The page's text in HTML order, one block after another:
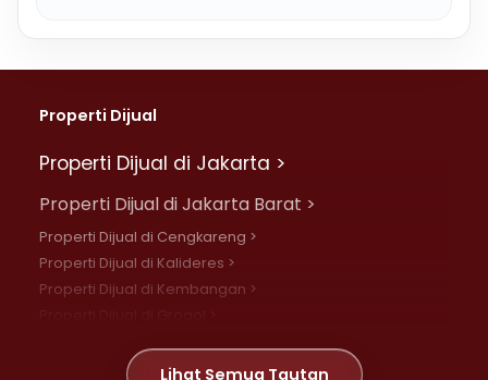
Properti Dijual
Properti Dijual di Jakarta >
Properti Dijual di Jakarta Barat >
Properti Dijual di Cengkareng >
Properti Dijual di Kalideres >
Properti Dijual di Kembangan >
Properti Dijual di Meruya >Lihat Semua Tautan